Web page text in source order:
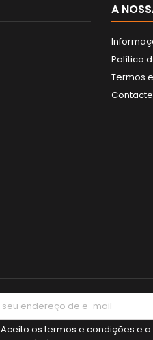
A
Política
Termos
Aceito ostermos e condições e a